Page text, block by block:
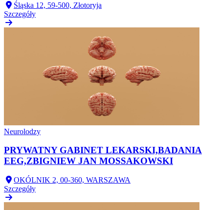
Śląska 12, 59-500, Złotoryja
Szczegóły
Neurolodzy
PRYWATNY GABINET LEKARSKI,BADANIA
EEG,ZBIGNIEW JAN MOSSAKOWSKI
OKÓLNIK 2, 00-360, WARSZAWA
Szczegóły